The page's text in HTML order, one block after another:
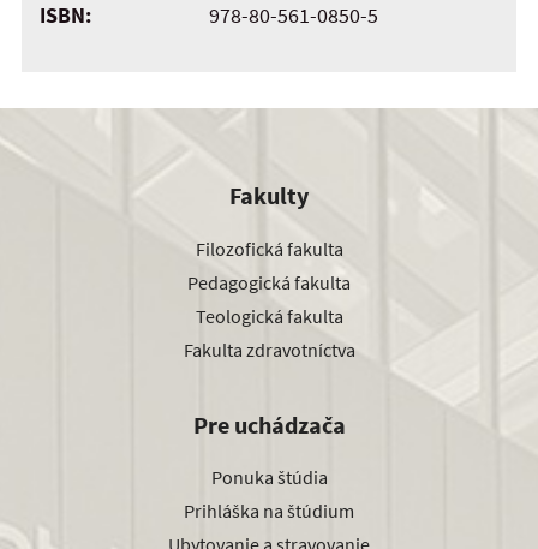
ISBN:
978-80-561-0850-5
Fakulty
Filozofická fakulta
Pedagogická fakulta
Teologická fakulta
Fakulta zdravotníctva
Pre uchádzača
Ponuka štúdia
Prihláška na štúdium